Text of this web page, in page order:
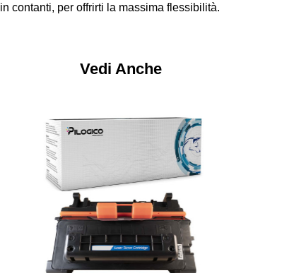
in contanti, per offrirti la massima flessibilità.
Vedi Anche